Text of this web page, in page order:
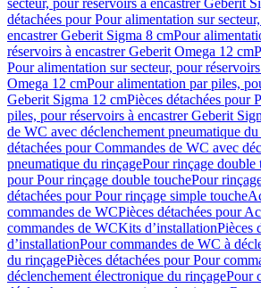
secteur, pour réservoirs à encastrer Geberit
détachées pour Pour alimentation sur
encastrer Geberit Sigma 8 cmPour
réservoirs à encastrer Geberit Omega 12 cm
Pour alimentation sur secteur, pour
Omega 12 cmPour alimentation par piles,
Geberit Sigma 12 cmPièces détachées pour
piles, pour réservoirs à encastrer Geberit
de WC avec déclenchement pneumatique
détachées pour Commandes de WC avec
pneumatique du rinçagePour rinçage double
pour Pour rinçage double touchePour
détachées pour Pour rinçage simple touche
commandes de WCPièces détachées pour
commandes de WCKits d’installationPièces
d’installationPour commandes de WC à
du rinçagePièces détachées pour Pour
déclenchement électronique du rinçagePour